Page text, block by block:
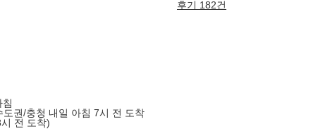
후기 182건
도권/충청 내일 아침 7시 전 도착
전 도착)